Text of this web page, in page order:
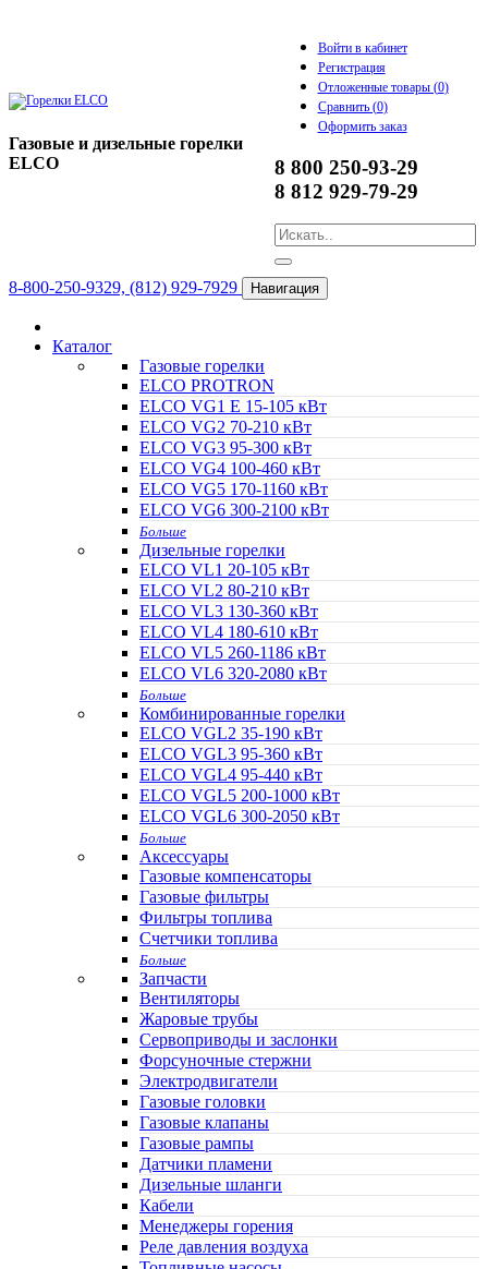
Газовые и дизельные горелки
ELCO
Войти в кабинет
Регистрация
Отложенные товары (0)
Сравнить (0)
Оформить заказ
8 800 250-93-29
8 812 929-79-29
8-800-250-9329, (812) 929-7929 Навигация
Каталог
Газовые горелки
ELCO PROTRON
ELCO VG1 E 15-105 кВт
ELCO VG2 70-210 кВт
ELCO VG3 95-300 кВт
ELCO VG4 100-460 кВт
ELCO VG5 170-1160 кВт
ELCO VG6 300-2100 кВт
Больше
Дизельные горелки
ELCO VL1 20-105 кВт
ELCO VL2 80-210 кВт
ELCO VL3 130-360 кВт
ELCO VL4 180-610 кВт
ELCO VL5 260-1186 кВт
ELCO VL6 320-2080 кВт
Больше
Комбинированные горелки
ELCO VGL2 35-190 кВт
ELCO VGL3 95-360 кВт
ELCO VGL4 95-440 кВт
ELCO VGL5 200-1000 кВт
ELCO VGL6 300-2050 кВт
Больше
Аксессуары
Газовые компенсаторы
Газовые фильтры
Фильтры топлива
Счетчики топлива
Больше
Запчасти
Вентиляторы
Жаровые трубы
Сервоприводы и заслонки
Форсуночные стержни
Электродвигатели
Газовые головки
Газовые клапаны
Газовые рампы
Датчики пламени
Дизельные шланги
Кабели
Менеджеры горения
Реле давления воздуха